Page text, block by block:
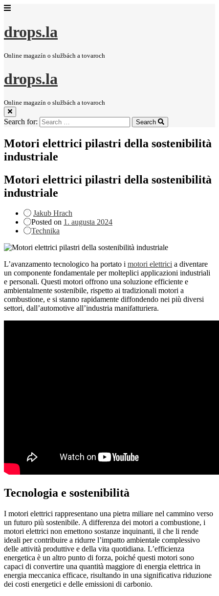
drops.la
Online magazín o službách a tovaroch
drops.la
Online magazín o službách a tovaroch
Search for: Search
Motori elettrici pilastri della sostenibilità
industriale
Motori elettrici pilastri della sostenibilità
industriale
Jakub Hrach
Posted on 1. augusta 2024
Technika
L’avanzamento tecnologico ha portato i motori elettrici a diventare
un componente fondamentale per molteplici applicazioni industriali
e personali. Questi motori offrono una soluzione efficiente e
ambientalmente sostenibile, rispetto ai tradizionali motori a
combustione, e si stanno rapidamente diffondendo nei più diversi
settori, dall’automotive all’industria manifatturiera.
Tecnologia e sostenibilità
I motori elettrici rappresentano una pietra miliare nel cammino verso
un futuro più sostenibile. A differenza dei motori a combustione, i
motori elettrici non emettono sostanze inquinanti, il che li rende
ideali per contribuire a ridurre l’impatto ambientale complessivo
delle attività produttive e della vita quotidiana. L’efficienza
energetica è un altro punto di forza, poiché questi motori sono
capaci di convertire una quantità maggiore di energia elettrica in
energia meccanica efficace, risultando in una significativa riduzione
dei costi energetici e delle emissioni di carbonio.